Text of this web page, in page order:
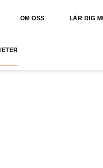
OM OSS LÄR DIG